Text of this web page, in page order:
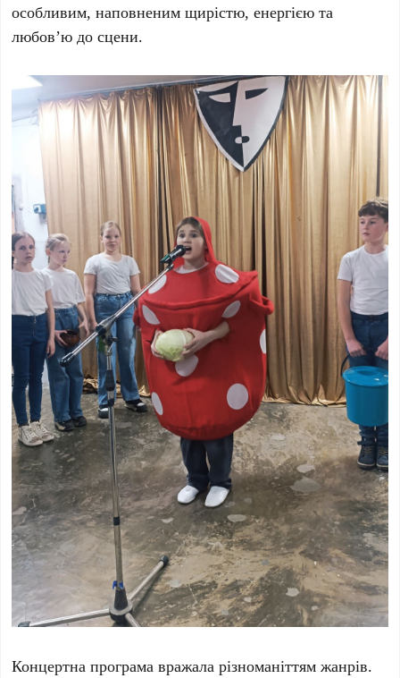
особливим, наповненим щирістю, енергією та
любов’ю до сцени.
Концертна програма вражала різноманіттям жанрів.